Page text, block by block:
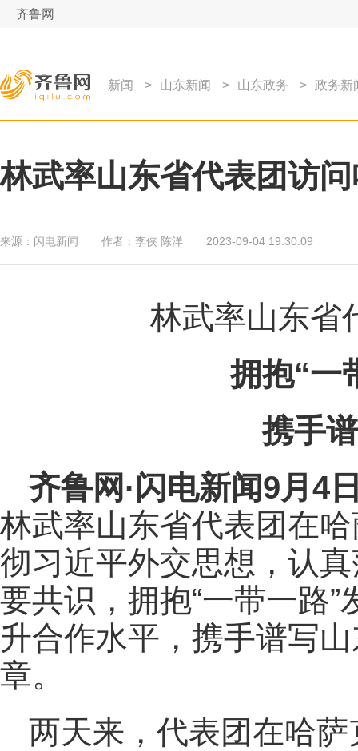
齐鲁网
新闻 > 山东新闻 > 山东政务 > 政务新
林武率山东省代表团访
来源： 闪电新闻 作者： 李侠 陈洋 2023-09-04 19:30:09
林武率山东省
拥抱“一
携手
齐鲁网 ·闪电新闻9月4
林武率山东省代表团在
彻习近平外交思想，认
要共识，拥抱“一带一路
升合作水平，携手谱写
章。
两天来，代表团在哈